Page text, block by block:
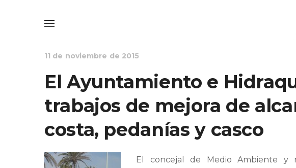
INFRAESTRUCTURAS Y MANTENIMIENTO
11 de noviembre de 2015
El Ayuntamiento e
trabajos de mejora de
costa, pedanías y casco
El concejal de Medio Ambiente y